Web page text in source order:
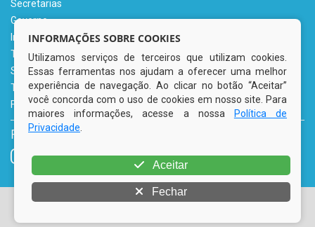
Secretarias
Governo
Informe-se
Transparência
Serviços Digitais
Tributário
Fale Conosco
REDES SOCIAIS
© Copyright 2026 Prefeitura Municipal de Tacaimbó | Todos
INFORMAÇÕES SOBRE COOKIES
Utilizamos serviços de terceiros que utilizam cookies.
Essas ferramentas nos ajudam a oferecer uma melhor
experiência de navegação. Ao clicar no botão “Aceitar”
você concorda com o uso de cookies em nosso site. Para
maiores informações, acesse a nossa
Política de
Privacidade
Aceitar
Fechar